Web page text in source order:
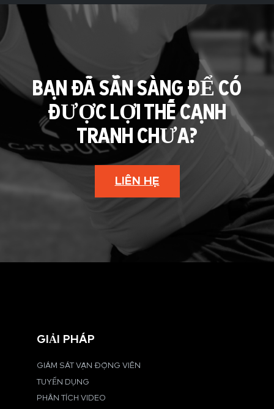
BẠN ĐÃ SẴN SÀNG ĐỂ CÓ
ĐƯỢC LỢI THẾ CẠNH
TRANH CHƯA?
LIÊN HỆ
GIẢI PHÁP
GIÁM SÁT VẬN ĐỘNG VIÊN
TUYỂN DỤNG
PHÂN TÍCH VIDEO